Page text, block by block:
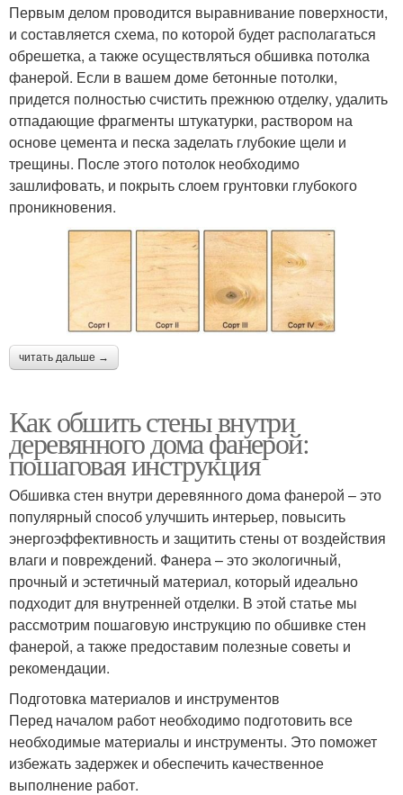
Первым делом проводится выравнивание поверхности,
и составляется схема, по которой будет располагаться
обрешетка, а также осуществляться обшивка потолка
фанерой. Если в вашем доме бетонные потолки,
придется полностью счистить прежнюю отделку, удалить
отпадающие фрагменты штукатурки, раствором на
основе цемента и песка заделать глубокие щели и
трещины. После этого потолок необходимо
зашлифовать, и покрыть слоем грунтовки глубокого
проникновения.
читать дальше →
Как обшить стены внутри
деревянного дома фанерой:
пошаговая инструкция
Обшивка стен внутри деревянного дома фанерой – это
популярный способ улучшить интерьер, повысить
энергоэффективность и защитить стены от воздействия
влаги и повреждений. Фанера – это экологичный,
прочный и эстетичный материал, который идеально
подходит для внутренней отделки. В этой статье мы
рассмотрим пошаговую инструкцию по обшивке стен
фанерой, а также предоставим полезные советы и
рекомендации.
Подготовка материалов и инструментов
Перед началом работ необходимо подготовить все
необходимые материалы и инструменты. Это поможет
избежать задержек и обеспечить качественное
выполнение работ.